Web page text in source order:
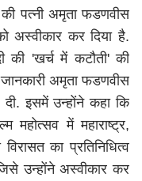
पत्नी अमृता फडणवीस
अस्वीकार कर दिया है.
की 'खर्च में कटौती' की
अमृता फडणवीस
दी. इसमें उन्होंने कहा कि
महोत्सव में महाराष्ट्र,
का प्रतिनिधित्व
उन्होंने अस्वीकार कर